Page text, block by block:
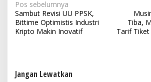
N
a
v
a
Pos sebelumnya
Sambut Revisi UU PPSK,
Bittime Optimistis Industri
Kripto Makin Inovatif
Tiba,
Tarif Tiket
Jangan Lewatkan